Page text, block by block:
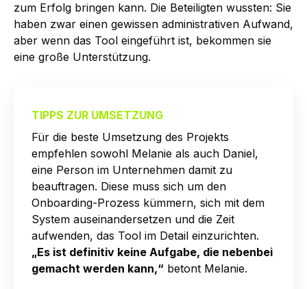
zum Erfolg bringen kann. Die Beteiligten wussten: Sie
haben zwar einen gewissen administrativen Aufwand,
aber wenn das Tool eingeführt ist, bekommen sie
eine große Unterstützung.
TIPPS ZUR UMSETZUNG
Für die beste Umsetzung des Projekts
empfehlen sowohl Melanie als auch Daniel,
eine Person im Unternehmen damit zu
beauftragen. Diese muss sich um den
Onboarding-Prozess kümmern, sich mit dem
System auseinandersetzen und die Zeit
aufwenden, das Tool im Detail einzurichten.
„Es ist definitiv keine Aufgabe, die nebenbei
gemacht werden kann,“ betont Melanie.